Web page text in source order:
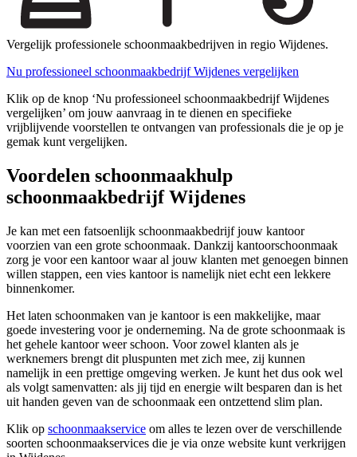
Vergelijk professionele schoonmaakbedrijven in regio Wijdenes.
Nu professioneel schoonmaakbedrijf Wijdenes vergelijken
Klik op de knop ‘Nu professioneel schoonmaakbedrijf Wijdenes
vergelijken’ om jouw aanvraag in te dienen en specifieke
vrijblijvende voorstellen te ontvangen van professionals die je op je
gemak kunt vergelijken.
Voordelen schoonmaakhulp
schoonmaakbedrijf Wijdenes
Je kan met een fatsoenlijk schoonmaakbedrijf jouw kantoor
voorzien van een grote schoonmaak. Dankzij kantoorschoonmaak
zorg je voor een kantoor waar al jouw klanten met genoegen binnen
willen stappen, een vies kantoor is namelijk niet echt een lekkere
binnenkomer.
Het laten schoonmaken van je kantoor is een makkelijke, maar
goede investering voor je onderneming. Na de grote schoonmaak is
het gehele kantoor weer schoon. Voor zowel klanten als je
werknemers brengt dit pluspunten met zich mee, zij kunnen
namelijk in een prettige omgeving werken. Je kunt het dus ook wel
als volgt samenvatten: als jij tijd en energie wilt besparen dan is het
uit handen geven van de schoonmaak een ontzettend slim plan.
Klik op schoonmaakservice om alles te lezen over de verschillende
soorten schoonmaakservices die je via onze website kunt verkrijgen